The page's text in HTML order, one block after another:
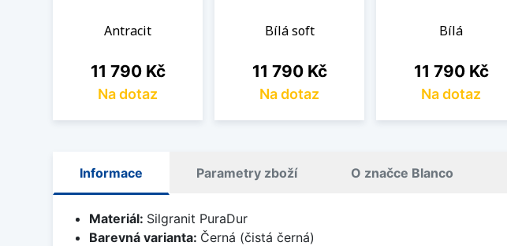
Antracit
Cena
11 790 Kč
Na dotaz
Bílá soft
Cena
11 790 Kč
Na dotaz
Bílá
Cena
11 790 Kč
Na dotaz
Informace Parametry zboží O značce Blanco
Materiál: Silgranit PuraDur
Barevná varianta: Černá (čistá černá)